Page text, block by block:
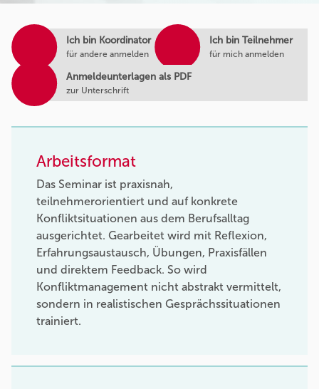
Arbeitsformat
Das Seminar ist praxisnah,
teilnehmerorientiert und auf konkrete
Konfliktsituationen aus dem Berufsalltag
ausgerichtet. Gearbeitet wird mit Reflexion,
Erfahrungsaustausch, Übungen, Praxisfällen
und direktem Feedback. So wird
Konfliktmanagement nicht abstrakt vermittelt,
sondern in realistischen Gesprächssituationen
trainiert.
Ich bin Koordinator
für andere anmelden
Ich bin Teilnehmer
für mich anmelden
Anmeldeunterlagen als PDF
zur Unterschrift